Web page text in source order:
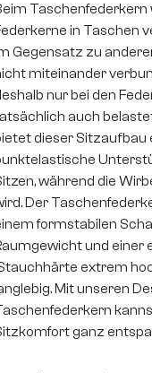
Taschenfederkern
in Taschen
Gegensatz zu
miteinander
nur bei den
auch
dieser Sitzaufbau
während die
Der
formstabilen
und einer
extrem
Mit unseren
ganz